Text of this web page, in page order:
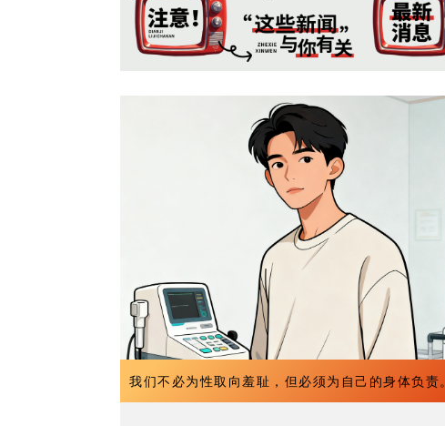
我们不必为性取向羞耻，但必须为自己的身体负责。